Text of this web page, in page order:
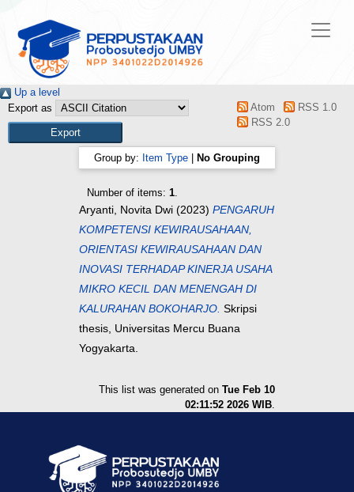
Up a level
Export as
Atom
RSS 1.0
RSS 2.0
Group by: Item Type No Grouping
Number of items: 1.
Aryanti, Novita Dwi (2023) PENGARUH
KOMPETENSI KEWIRAUSAHAAN,
ORIENTASI KEWIRAUSAHAAN DAN
INOVASI TERHADAP KINERJA USAHA
MIKRO KECIL DAN MENENGAH DI
KALURAHAN BOKOHARJO. Skripsi
thesis, Universitas Mercu Buana
Yogyakarta.
This list was generated on Tue Feb 10
02:11:52 2026 WIB.